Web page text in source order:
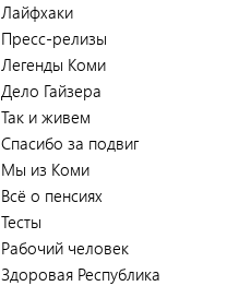
Лайфхаки
Пресс-релизы
Легенды Коми
Дело Гайзера
Так и живем
Спасибо за подвиг
Мы из Коми
Всё о пенсиях
Тесты
Рабочий человек
Здоровая Республика